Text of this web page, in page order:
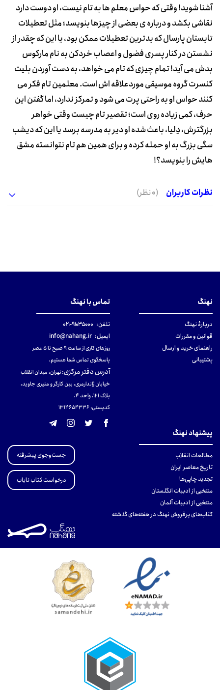
آشنا شوید! وقتی که حواس معلم ها به تام نیست، او دوست دارد
نقاشی بکشد و درباره ی بعضی از چیزها بنویسد؛ مثل تعطیلات
تابستان پارسال که بدترین تعطیلات ممکن بود، یا این که چقدر از
نشستن در کنار پسری فضول و اعصاب خردکن به نام مارکوس
بدش می آید! تمام چیزی که تام می خواهد، به دست آوردن بلیت
کنسرت گروه موسیقی موردعلاقه اش است. معلمین تام فکر می
کنند حواس او به راحتی پرت می شود و تمرکز ندارد، اما گفتن این
حرف، کمی زیاده روی است؛ تقصیر تام چیست وقتی خواهر
بزرگترش، دِلیا، باعث شده او دیر به مدرسه برسد یا این که دیشب
سگی بزرگ به او حمله کرده و برای همین هم تام نتوانسته مشق
هایش را بنویسد؟!
نظرات کاربران (0 نظر)
نهنگ
دربارهٔ نهنگ
قوانین و مقررات
راهنمای خرید و ارسال
پشتیبانی
تماس با نهنگ
تلفن: ۹۱۰۳۵۰۰۰-۰۲۱
ایمیل: info@nahang.ir
روزهای کاری از ساعت ۹ صبح تا ۵ عصر
پاسخگوی تماس شما هستیم.
آدرس دفتر مرکزی:تهران، میدان انقلاب
خیابان ژاندارمری، بین کارگر و منیری جاوید،
پلاک 121، واحد ۴.
کدپستی: 131465433۶
پیشنهاد نهنگ
مطالعات انقلاب
تاریخ معاصر ایران
تجدید چاپی‌ها
منتخبی از ادبیات انگلستان
منتخبی از ادبیات آلمان
کتاب‌های پرفروش نهنگ در هفته‌های گذشته
جست‌وجوی پیشرفته
درخواست کتاب نایاب